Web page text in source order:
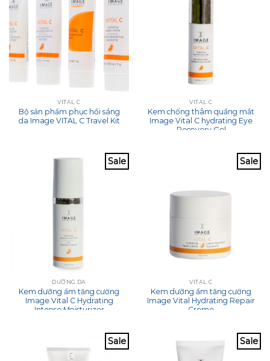
VITAL C
Bộ sản phẩm phục hồi sáng
da Image VITAL C Travel Kit
VITAL C
Kem chống thâm quầng mắt
Image Vital C hydrating Eye
Recovery Gel
Sale
DƯỠNG DA
Kem dưỡng ẩm tăng cường
Image Vital C Hydrating
Intense Moisturizer
Sale
VITAL C
Kem dưỡng ẩm tăng cường
Image Vital Hydrating Repair
Creme
Sale Sale